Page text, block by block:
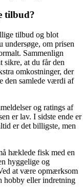
tilbud?
tilbud og blot
undersøge, om prisen
Sammenlign
sikre, at du får den
omkostninger, der
den samlede værdi af
og ratings af
er lav. I sidste ende er
er det billigste, men
hæklede fisk med en
hyggelige og
at være opmærksom
hobby eller indretning